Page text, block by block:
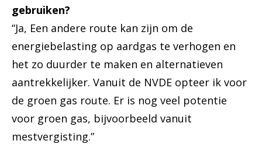
gebruiken?
“Ja, Een andere route kan zijn om de
energiebelasting op aardgas te verhogen en
het zo duurder te maken en alternatieven
aantrekkelijker. Vanuit de NVDE opteer ik voor
de groen gas route. Er is nog veel potentie
voor groen gas, bijvoorbeeld vanuit
mestvergisting.”